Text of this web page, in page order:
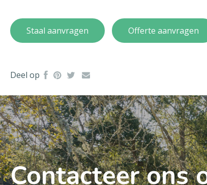
Staal aanvragen Offerte aanvragen
Deel op
Contacteer ons